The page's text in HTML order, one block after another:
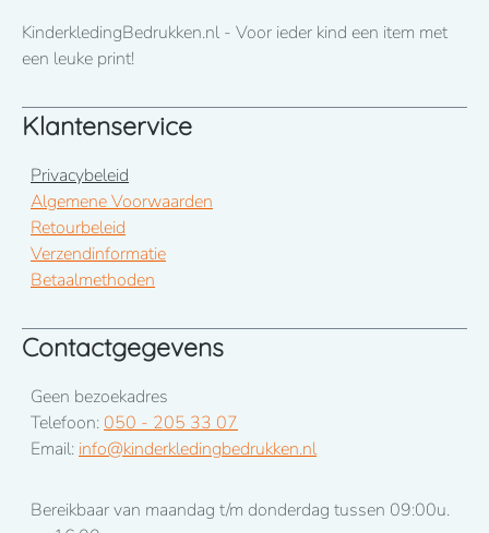
ons op te nemen! 050-2053307
KinderkledingBedrukken.nl - Voor ieder kind een item met
een leuke print!
Klantenservice
Privacybeleid
Algemene Voorwaarden
Retourbeleid
Verzendinformatie
Betaalmethoden
Contactgegevens
Geen bezoekadres
Telefoon: 050 - 205 33 07
Email: info@kinderkledingbedrukken.nl
Bereikbaar van maandag t/m donderdag tussen 09:00u.